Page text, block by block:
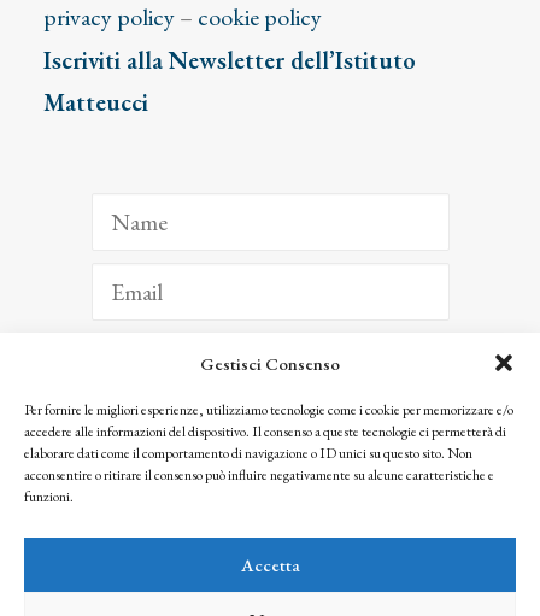
Gestisci Consenso
Per fornire le migliori esperienze, utilizziamo tecnologie come i cookie per memorizzare e/o
accedere alle informazioni del dispositivo. Il consenso a queste tecnologie ci permetterà di
elaborare dati come il comportamento di navigazione o ID unici su questo sito. Non
acconsentire o ritirare il consenso può influire negativamente su alcune caratteristiche e
funzioni.
Accetta
privacy policy– cookie policy
Iscriviti alla Newsletter dell’Istituto
Matteucci
ISCRIVITI
Facendo clic per iscriverti, riconosci che le tue informazioni saranno trattate
seguendo la nostra Privacy Policy
© 2025 Istituto Matteucci. All right reserved
l’autorizzazione scritta dei proprietari dei diritti e dell’Istituto Matteucci